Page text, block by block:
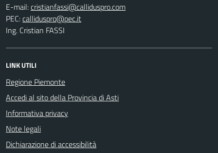
E-mail:
PEC:
Ing. Cristian FASSI
LINK UTILI
Regione Piemonte
Accedi al sito della Provincia di Asti
Informativa privacy
Note legali
Dichiarazione di accessibilità